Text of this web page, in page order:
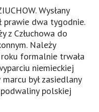
Wysłany
prawie dwa tygodnie.
z Człuchowa do
Należy
formalnie trwała
niemieckiej
był zasiedlany
polskiej